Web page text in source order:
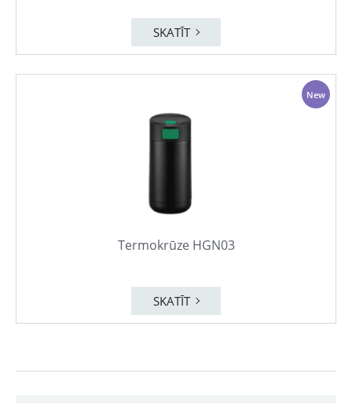
SKATĪT
New
Termokrūze HGN03
SKATĪT